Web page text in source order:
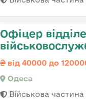
Офіцер
від 40000 до
Одеса
Військова